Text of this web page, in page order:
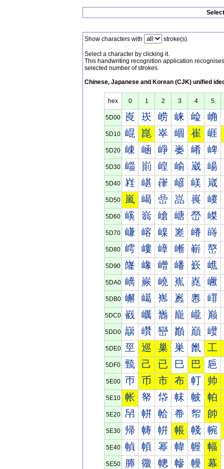
Show characters with stroke(s).
Select a character by clicking it.
This handwriting recognition application
selected number of strokes.
Chinese, Japanese and Korean (CJK) unified
hex 0 1 2 3 4 5
5D00 崀 崁 崂 崃 崄 崅
5D10 崐 崑 崒 崓 崔 崕
5D20 崠 崡 崢 崣 崤 崥
5D30 崰 崱 崲 崳 崴 崵
5D40 嵀 嵁 嵂 嵃 嵄 嵅
5D50 嵐 嵑 嵒 嵓 嵔 嵕
5D60 嵠 嵡 嵢 嵣 嵤 嵥
5D70 嵰 嵱 嵲 嵳 嵴 嵵
5D80 嶀 嶁 嶂 嶃 嶄 嶅
5D90 嶐 嶑 嶒 嶓 嶔 嶕
5DA0 嶠 嶡 嶢 嶣 嶤 嶥
5DB0 嶰 嶱 嶲 嶳 嶴 嶵
5DC0 巀 巁 巂 巃 巄 巅
5DD0 巐 巑 巒 巓 巔 巕
5DE0 巠 巡 巢 巣 巤 工
5DF0 巰 己 已 巳 巴 巵
5E00 帀 币 市 布 帄 帅
5E10 帐 帑 帒 帓 帔 帕
5E20 帠 帡 帢 帣 帤 帥
5E30 帰 帱 帲 帳 帴 帵
5E40 幀 幁 幂 幃 幄 幅
5E50 幐 幑 幒 幓 幔 幕